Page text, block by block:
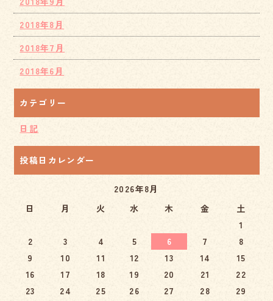
2018年8月
2018年7月
2018年6月
カテゴリー
日記
投稿日カレンダー
2026年8月
日
月 火 水 木 金
土
1
2
3 4 5 6 7
8
9
10 11 12 13 14
15
16
17 18 19 20 21
22
23
24 25 26 27 28
29